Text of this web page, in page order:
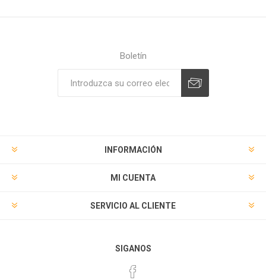
Boletín
INFORMACIÓN
MI CUENTA
SERVICIO AL CLIENTE
SIGANOS